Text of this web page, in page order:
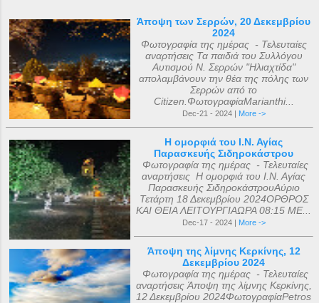
Άποψη των Σερρών, 20 Δεκεμβρίου
2024
Φωτογραφία της ημέρας - Τελευταίες
αναρτήσεις Τα παιδιά του Συλλόγου
Αυτισμού Ν. Σερρών "Ηλιαχτίδα"
απολαμβάνουν την θέα της πόλης των
Σερρών από το
Citizen.ΦωτογραφίαMarianthi...
Dec-21 - 2024 | More ->
Η ομορφιά του Ι.Ν. Αγίας
Παρασκευής Σιδηροκάστρου
Φωτογραφία της ημέρας - Τελευταίες
αναρτήσεις Η ομορφιά του Ι.Ν. Αγίας
Παρασκευής ΣιδηροκάστρουΑύριο
Τετάρτη 18 Δεκεμβρίου 2024ΟΡΘΡΟΣ
ΚΑΙ ΘΕΙΑ ΛΕΙΤΟΥΡΓΙΑΩΡΑ 08:15 ΜΕ...
Dec-17 - 2024 | More ->
Άποψη της λίμνης Κερκίνης, 12
Δεκεμβρίου 2024
Φωτογραφία της ημέρας - Τελευταίες
αναρτήσεις Άποψη της λίμνης Κερκίνης,
12 Δεκεμβρίου 2024ΦωτογραφίαPetros